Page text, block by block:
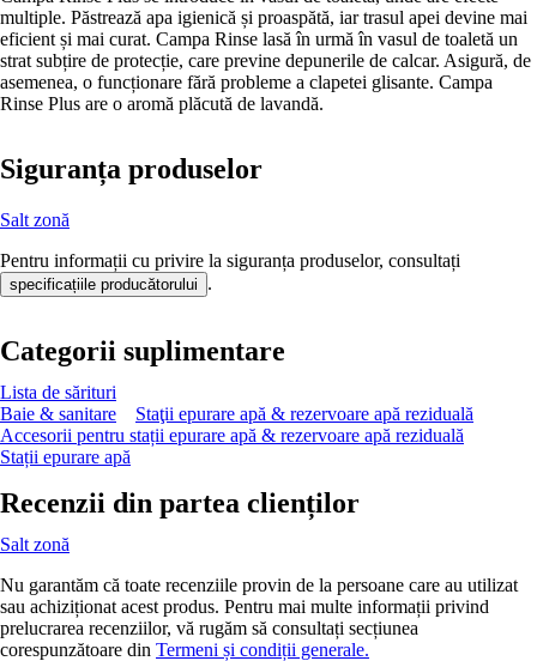
multiple. Păstrează apa igienică și proaspătă, iar trasul apei devine mai
eficient și mai curat. Campa Rinse lasă în urmă în vasul de toaletă un
strat subțire de protecție, care previne depunerile de calcar. Asigură, de
asemenea, o funcționare fără probleme a clapetei glisante. Campa
Rinse Plus are o aromă plăcută de lavandă.
Siguranța produselor
Salt zonă
Pentru informații cu privire la siguranța produselor, consultați
specificațiile producătorului .
Categorii suplimentare
Lista de sărituri
Baie & sanitare
Staţii epurare apă & rezervoare apă reziduală
Accesorii pentru stații epurare apă & rezervoare apă reziduală
Stații epurare apă
Recenzii din partea clienților
Salt zonă
Nu garantăm că toate recenziile provin de la persoane care au utilizat
sau achiziționat acest produs. Pentru mai multe informații privind
prelucrarea recenziilor, vă rugăm să consultați secțiunea
corespunzătoare din Termeni și condiții generale.